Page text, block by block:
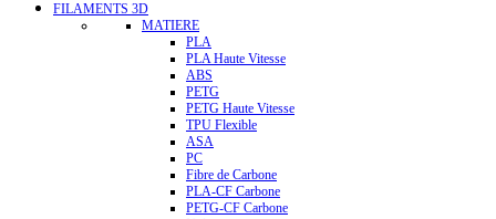
FILAMENTS 3D
MATIERE
PLA
PLA Haute Vitesse
ABS
PETG
PETG Haute Vitesse
TPU Flexible
ASA
PC
Fibre de Carbone
PLA-CF Carbone
PETG-CF Carbone